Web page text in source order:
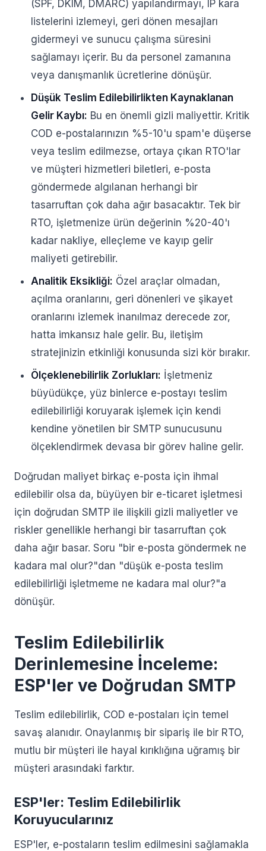
(SPF, DKIM, DMARC) yapılandırmayı, IP kara
listelerini izlemeyi, geri dönen mesajları
gidermeyi ve sunucu çalışma süresini
sağlamayı içerir. Bu da personel zamanına
veya danışmanlık ücretlerine dönüşür.
Düşük Teslim Edilebilirlikten Kaynaklanan
Gelir Kaybı: Bu en önemli gizli maliyettir. Kritik
COD e-postalarınızın %5-10'u spam'e düşerse
veya teslim edilmezse, ortaya çıkan RTO'lar
ve müşteri hizmetleri biletleri, e-posta
göndermede algılanan herhangi bir
tasarruftan çok daha ağır basacaktır. Tek bir
RTO, işletmenize ürün değerinin %20-40'ı
kadar nakliye, elleçleme ve kayıp gelir
maliyeti getirebilir.
Analitik Eksikliği: Özel araçlar olmadan,
açılma oranlarını, geri dönenleri ve şikayet
oranlarını izlemek inanılmaz derecede zor,
hatta imkansız hale gelir. Bu, iletişim
stratejinizin etkinliği konusunda sizi kör bırakır.
Ölçeklenebilirlik Zorlukları: İşletmeniz
büyüdükçe, yüz binlerce e-postayı teslim
edilebilirliği koruyarak işlemek için kendi
kendine yönetilen bir SMTP sunucusunu
ölçeklendirmek devasa bir görev haline gelir.
Doğrudan maliyet birkaç e-posta için ihmal
edilebilir olsa da, büyüyen bir e-ticaret işletmesi
için doğrudan SMTP ile ilişkili gizli maliyetler ve
riskler genellikle herhangi bir tasarruftan çok
daha ağır basar. Soru "bir e-posta göndermek ne
kadara mal olur?"dan "düşük e-posta teslim
edilebilirliği işletmeme ne kadara mal olur?"a
dönüşür.
Teslim Edilebilirlik
Derinlemesine İnceleme:
ESP'ler ve Doğrudan SMTP
Teslim edilebilirlik, COD e-postaları için temel
savaş alanıdır. Onaylanmış bir sipariş ile bir RTO,
mutlu bir müşteri ile hayal kırıklığına uğramış bir
müşteri arasındaki farktır.
ESP'ler: Teslim Edilebilirlik
Koruyucularınız
ESP'ler, e-postaların teslim edilmesini sağlamakla